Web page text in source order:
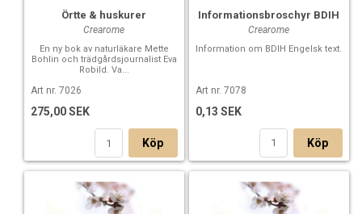
Örtte & huskurer
Crearome
En ny bok av naturläkare Mette
Bohlin och trädgårdsjournalist Eva
Robild. Va...
Art nr. 7026
275,00 SEK
Köp
Informationsbroschyr BDIH
Crearome
Information om BDIH Engelsk text.
Art nr. 7078
0,13 SEK
Köp